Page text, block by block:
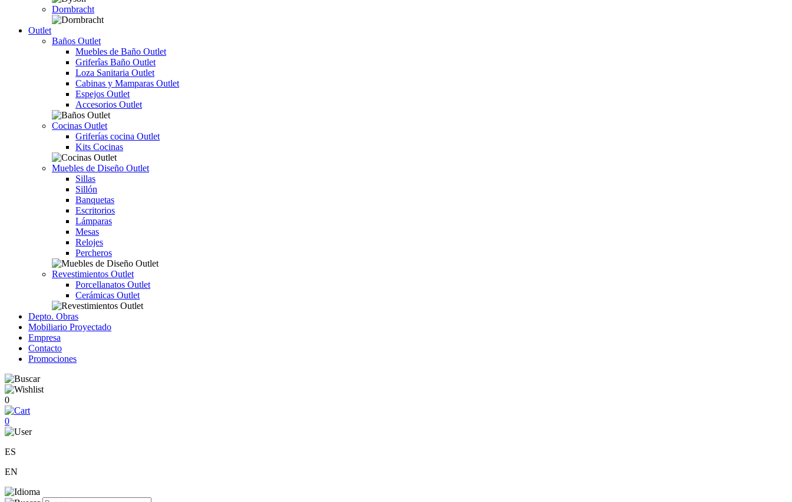
Dornbracht
Outlet
Baños Outlet
Muebles de Baño Outlet
Griferîas Baño Outlet
Loza Sanitaria Outlet
Cabinas y Mamparas Outlet
Espejos Outlet
Accesorios Outlet
Cocinas Outlet
Griferías cocina Outlet
Kits Cocinas
Muebles de Diseño Outlet
Sillas
Sillón
Banquetas
Escritorios
Lámparas
Mesas
Relojes
Percheros
Revestimientos Outlet
Porcellanatos Outlet
Cerámicas Outlet
Depto. Obras
Mobiliario Proyectado
Empresa
Contacto
Promociones
0
0
ES
EN